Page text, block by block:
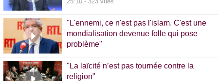
"L'ennemi, ce n'est pas l'islam. C'est une
mondialisation devenue folle qui pose
problème"
"La laïcité n’est pas tournée contre la
religion"